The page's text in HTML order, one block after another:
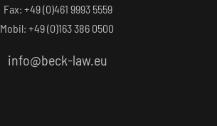
Fax: +49 (0)461 9993 5559‬
Mobil: +49 (0)163 386 0500
info@beck-law.eu